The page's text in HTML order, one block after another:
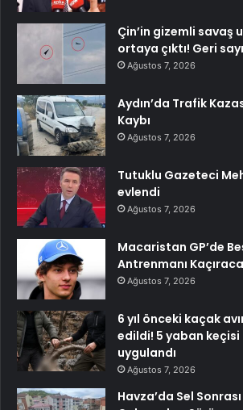
Çin’in gizemli savaş
ortaya çıktı! Geri
Ağustos 7, 2026
Aydın’da Trafik
Kaybı
Ağustos 7, 2026
Tutuklu Gazeteci
evlendi
Ağustos 7, 2026
Macaristan GP’de
Antrenmanı
Ağustos 7, 2026
6 yıl önceki kaçak
edildi! 5 yaban keçisi
uygulandı
Ağustos 7, 2026
Havza’da Sel Sonrası